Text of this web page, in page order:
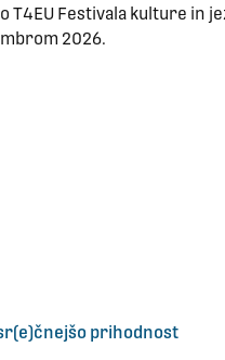
Festivala kulture in
2026.
prihodnost